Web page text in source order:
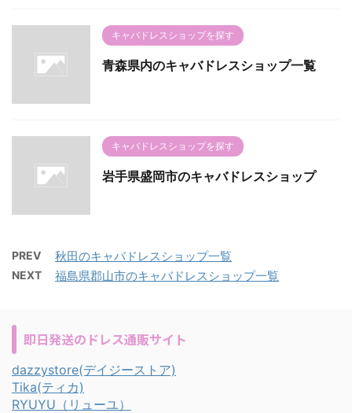
キャバドレスショップを探す
青森県内のキャバドレスショップ一覧
キャバドレスショップを探す
岩手県盛岡市のキャバドレスショップ
PREV 秋田のキャバドレスショップ一覧
NEXT 福島県郡山市のキャバドレスショップ一覧
即日発送のドレス通販サイト
dazzystore(デイジーストア)
Tika(ティカ)
RYUYU（リューユ）